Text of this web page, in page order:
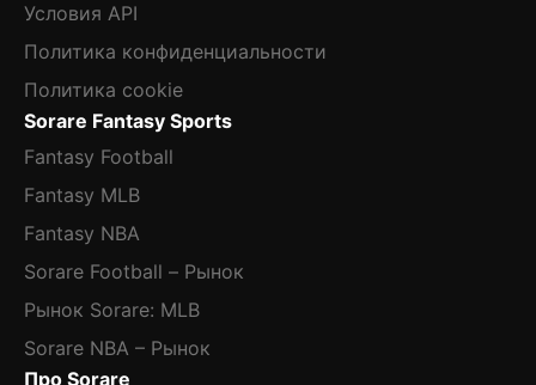
Условия API
Политика конфиденциальности
Политика cookie
Sorare Fantasy Sports
Fantasy Football
Fantasy MLB
Fantasy NBA
Sorare Football – Рынок
Рынок Sorare: MLB
Sorare NBA – Рынок
Про Sorare